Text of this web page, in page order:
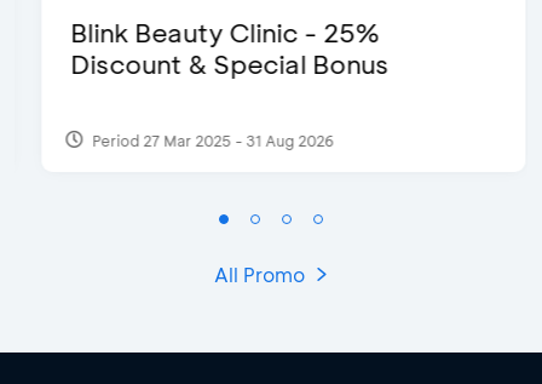
Blink Beauty Clinic - 25%
Discount & Special Bonus
Period 27 Mar 2025 - 31 Aug 2026
All Promo